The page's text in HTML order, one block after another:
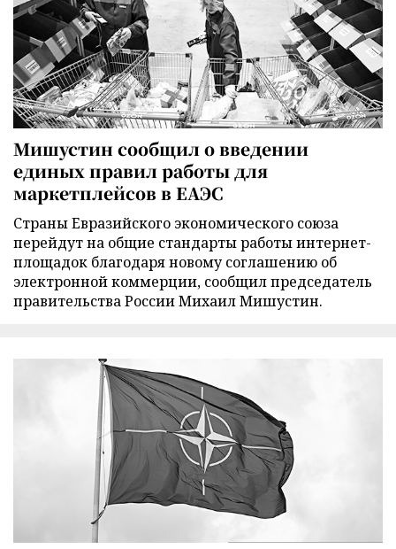
Мишустин сообщил о введении
единых правил работы для
маркетплейсов в ЕАЭС
Страны Евразийского экономического союза
перейдут на общие стандарты работы интернет-
площадок благодаря новому соглашению об
электронной коммерции, сообщил председатель
правительства России Михаил Мишустин.